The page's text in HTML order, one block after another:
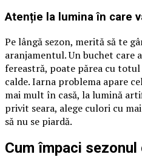
Atenție la lumina în care
Pe lângă sezon, merită să te
aranjamentul. Un buchet care
fereastră, poate părea cu totul
calde. Iarna problema apare
mai mult în casă, la lumină
privit seara, alege culori cu
să nu se piardă.
Cum împaci